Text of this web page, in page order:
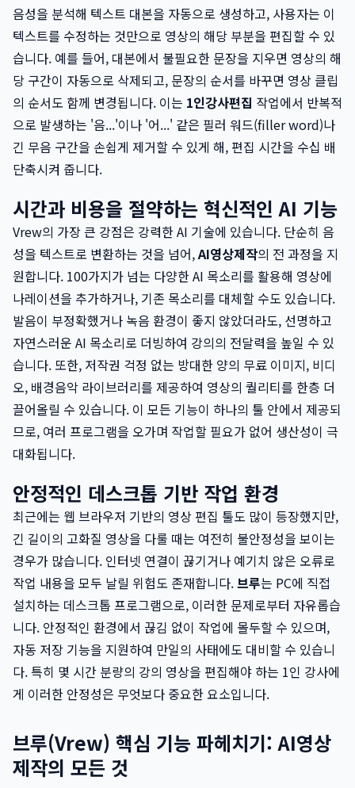
음성을 분석해 텍스트 대본을 자동으로 생성하고, 사용자는 이
텍스트를 수정하는 것만으로 영상의 해당 부분을 편집할 수 있
습니다. 예를 들어, 대본에서 불필요한 문장을 지우면 영상의 해
당 구간이 자동으로 삭제되고, 문장의 순서를 바꾸면 영상 클립
의 순서도 함께 변경됩니다. 이는 1인강사편집 작업에서 반복적
으로 발생하는 '음...'이나 '어...' 같은 필러 워드(filler word)나
긴 무음 구간을 손쉽게 제거할 수 있게 해, 편집 시간을 수십 배
단축시켜 줍니다.
시간과 비용을 절약하는 혁신적인 AI 기능
Vrew의 가장 큰 강점은 강력한 AI 기술에 있습니다. 단순히 음
성을 텍스트로 변환하는 것을 넘어,AI영상제작의 전 과정을 지
원합니다. 100가지가 넘는 다양한 AI 목소리를 활용해 영상에
나레이션을 추가하거나, 기존 목소리를 대체할 수도 있습니다.
발음이 부정확했거나 녹음 환경이 좋지 않았더라도, 선명하고
자연스러운 AI 목소리로 더빙하여 강의의 전달력을 높일 수 있
습니다. 또한, 저작권 걱정 없는 방대한 양의 무료 이미지, 비디
오, 배경음악 라이브러리를 제공하여 영상의 퀄리티를 한층 더
끌어올릴 수 있습니다. 이 모든 기능이 하나의 툴 안에서 제공되
므로, 여러 프로그램을 오가며 작업할 필요가 없어 생산성이 극
대화됩니다.
안정적인 데스크톱 기반 작업 환경
최근에는 웹 브라우저 기반의 영상 편집 툴도 많이 등장했지만,
긴 길이의 고화질 영상을 다룰 때는 여전히 불안정성을 보이는
경우가 많습니다. 인터넷 연결이 끊기거나 예기치 않은 오류로
작업 내용을 모두 날릴 위험도 존재합니다.브루는 PC에 직접
설치하는 데스크톱 프로그램으로, 이러한 문제로부터 자유롭습
니다. 안정적인 환경에서 끊김 없이 작업에 몰두할 수 있으며,
자동 저장 기능을 지원하여 만일의 사태에도 대비할 수 있습니
다. 특히 몇 시간 분량의 강의 영상을 편집해야 하는 1인 강사에
게 이러한 안정성은 무엇보다 중요한 요소입니다.
브루(Vrew) 핵심 기능 파헤치기: AI영상
제작의 모든 것